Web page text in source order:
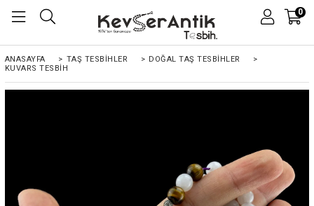
0
ANASAYFA > TAŞ TESBİHLER > DOĞAL TAŞ TESBİHLER
>
KUVARS TESBIH